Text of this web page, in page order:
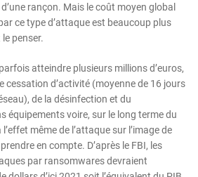
rançon. Mais le coût moyen global
ce type d’attaque est beaucoup plus
penser.
atteindre plusieurs millions d’euros,
cessation d’activité (moyenne de 16 jours
de la désinfection et du
équipements voire, sur le long terme du
même de l’attaque sur l’image de
en compte. D’après le FBI, les
par ransomwares devraient